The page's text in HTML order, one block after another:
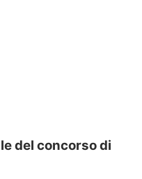
del concorso di